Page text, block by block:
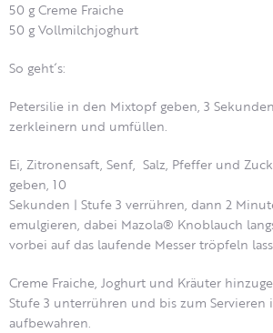
50 g Creme Fraiche
50 g Vollmilchjoghurt
So geht´s:
Petersilie in den Mixtopf geben, 3
zerkleinern und umfüllen.
Ei, Zitronensaft, Senf, Salz, Pfeffer und
geben, 10
Sekunden | Stufe 3 verrühren, dann 2
emulgieren, dabei Mazola® Knoblauch
vorbei auf das laufende Messer tröpfeln
Creme Fraiche, Joghurt und Kräuter
Stufe 3 unterrühren und bis zum Servieren
aufbewahren.